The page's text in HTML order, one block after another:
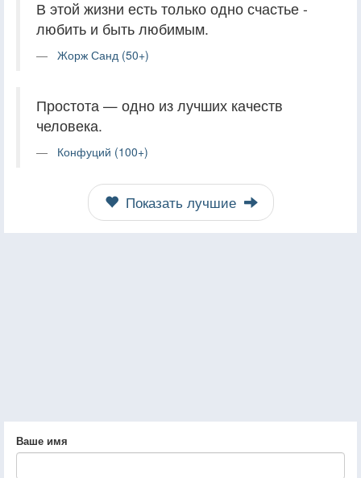
В этой жизни есть только одно счастье -
любить и быть любимым.
Жорж Санд (50+)
Простота — одно из лучших качеств
человека.
Конфуций (100+)
Показать лучшие
Ваше имя